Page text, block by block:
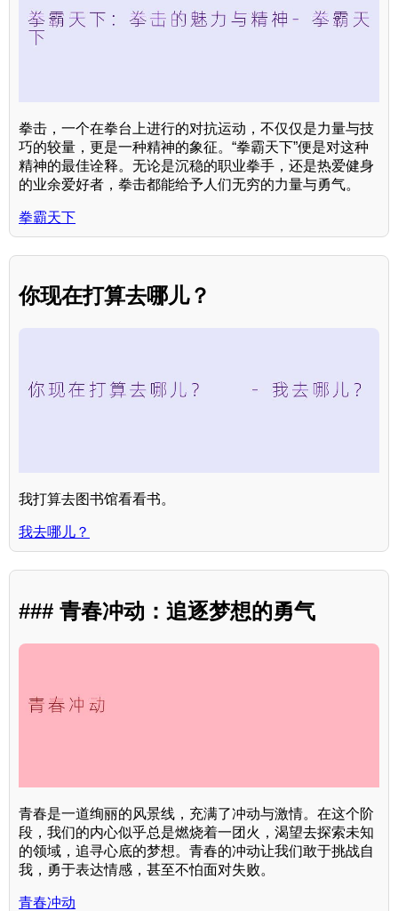
拳击，一个在拳台上进行的对抗运动，不仅仅是力量与技
巧的较量，更是一种精神的象征。“拳霸天下”便是对这种
精神的最佳诠释。无论是沉稳的职业拳手，还是热爱健身
的业余爱好者，拳击都能给予人们无穷的力量与勇气。
拳霸天下
你现在打算去哪儿？
我打算去图书馆看看书。
我去哪儿？
### 青春冲动：追逐梦想的勇气
青春是一道绚丽的风景线，充满了冲动与激情。在这个阶
段，我们的内心似乎总是燃烧着一团火，渴望去探索未知
的领域，追寻心底的梦想。青春的冲动让我们敢于挑战自
我，勇于表达情感，甚至不怕面对失败。
青春冲动